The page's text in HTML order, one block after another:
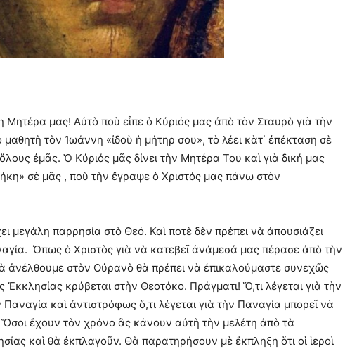
μας! Αὐτὸ ποὺ εἶπε ὁ Κύριός μας ἀπὸ τὸν Σταυρὸ γιὰ τὴν
τὸν Ἰωάννη «ἰδοὺ ἡ μήτηρ σου», τὸ λέει κὰτ΄ ἐπέκταση σὲ
ἐμᾶς. Ὁ Κύριός μᾶς δίνει τὴν Μητέρα Του καὶ γιὰ δική μας
σὲ μᾶς , ποὺ τὴν ἔγραψε ὁ Χριστός μας πάνω στὸν
μεγάλη παρρησία στὸ Θεό. Καὶ ποτὲ δὲν πρέπει νὰ ἀπουσιάζει
Όπως ὁ Χριστὸς γιὰ νὰ κατεβεῖ ἀνάμεσά μας πέρασε ἀπὸ τὴν
ἀνέλθουμε στὸν Οὐρανὸ θὰ πρέπει νὰ ἐπικαλούμαστε συνεχῶς
Ἐκκλησίας κρύβεται στὴν Θεοτόκο. Πράγματι! Ὅ,τι λέγεται γιὰ τὴν
Παναγία καὶ ἀντιστρόφως ὅ,τι λέγεται γιὰ τὴν Παναγία μπορεῖ νὰ
Ὅσοι ἔχουν τὸν χρόνο ἂς κάνουν αὐτὴ τὴν μελέτη ἀπὸ τὰ
καὶ θὰ ἐκπλαγοῦν. Θὰ παρατηρήσουν μὲ ἔκπληξη ὅτι οἱ ἱεροὶ